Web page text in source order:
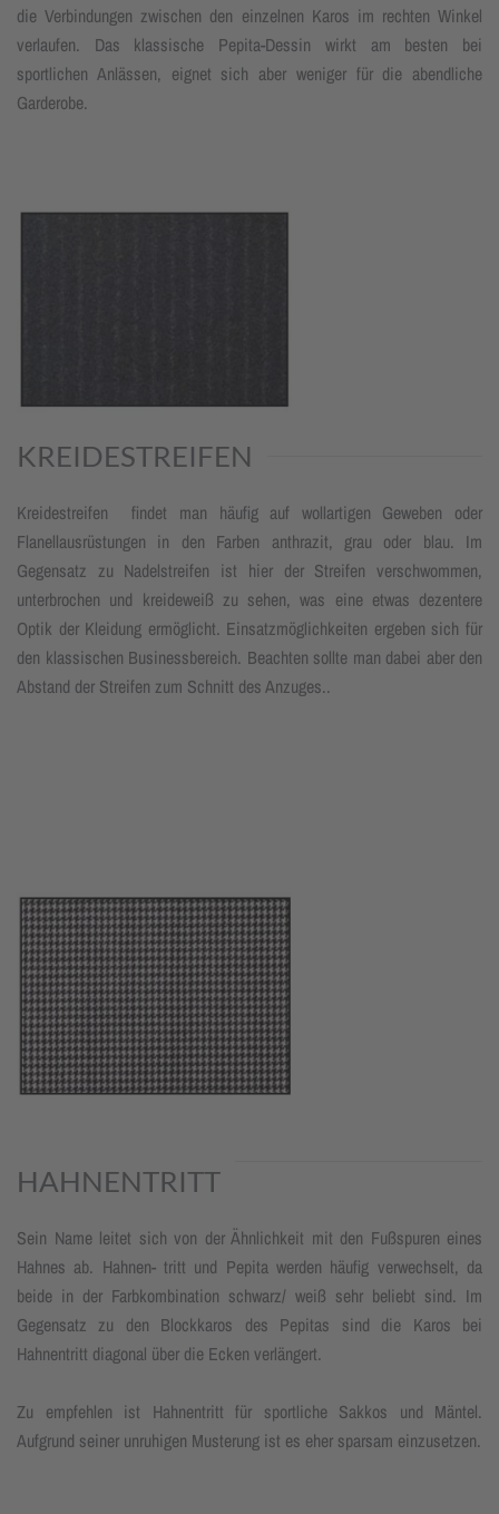
die Verbindungen zwischen den einzelnen Karos im rechten Winkel
verlaufen. Das klassische Pepita-Dessin wirkt am besten bei
sportlichen Anlässen, eignet sich aber weniger für die abendliche
Garderobe.
KREIDESTREIFEN
Kreidestreifen findet man häufig auf wollartigen Geweben oder
Flanellausrüstungen in den Farben anthrazit, grau oder blau. Im
Gegensatz zu Nadelstreifen ist hier der Streifen verschwommen,
unterbrochen und kreideweiß zu sehen, was eine etwas dezentere
Optik der Kleidung ermöglicht. Einsatzmöglichkeiten ergeben sich für
den klassischen Businessbereich. Beachten sollte man dabei aber den
Abstand der Streifen zum Schnitt des Anzuges..
HAHNENTRITT
Sein Name leitet sich von der Ähnlichkeit mit den Fußspuren eines
Hahnes ab. Hahnen- tritt und Pepita werden häufig verwechselt, da
beide in der Farbkombination schwarz/ weiß sehr beliebt sind. Im
Gegensatz zu den Blockkaros des Pepitas sind die Karos bei
Hahnentritt diagonal über die Ecken verlängert.
Zu empfehlen ist Hahnentritt für sportliche Sakkos und Mäntel.
Aufgrund seiner unruhigen Musterung ist es eher sparsam einzusetzen.